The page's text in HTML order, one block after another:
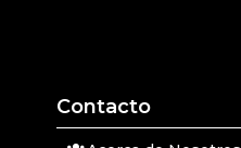
Contacto